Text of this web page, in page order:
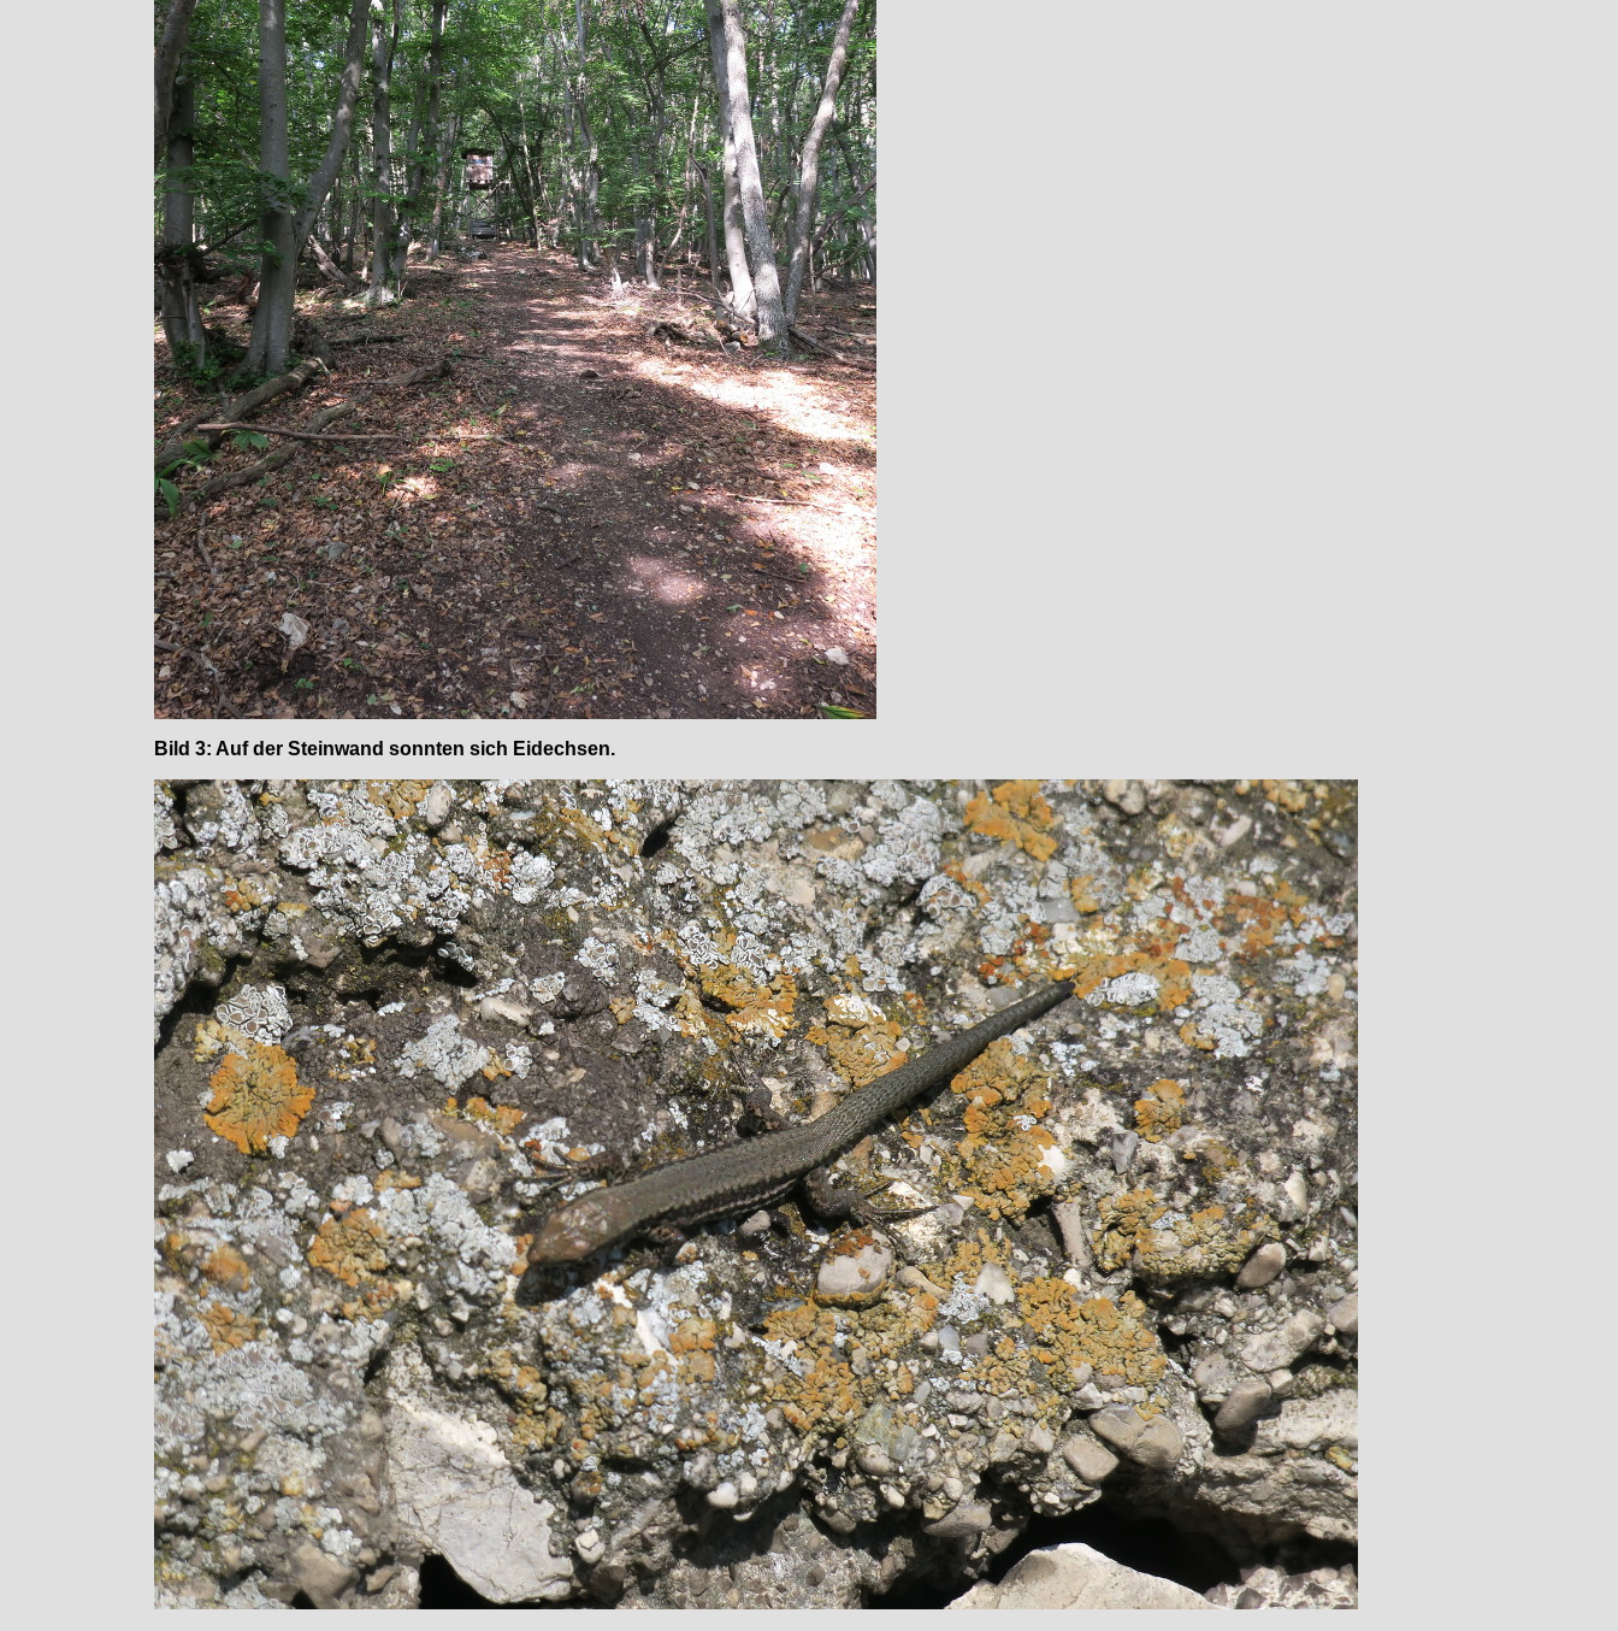
Bild 3: Auf der Steinwand sonnten sich Eidechsen.